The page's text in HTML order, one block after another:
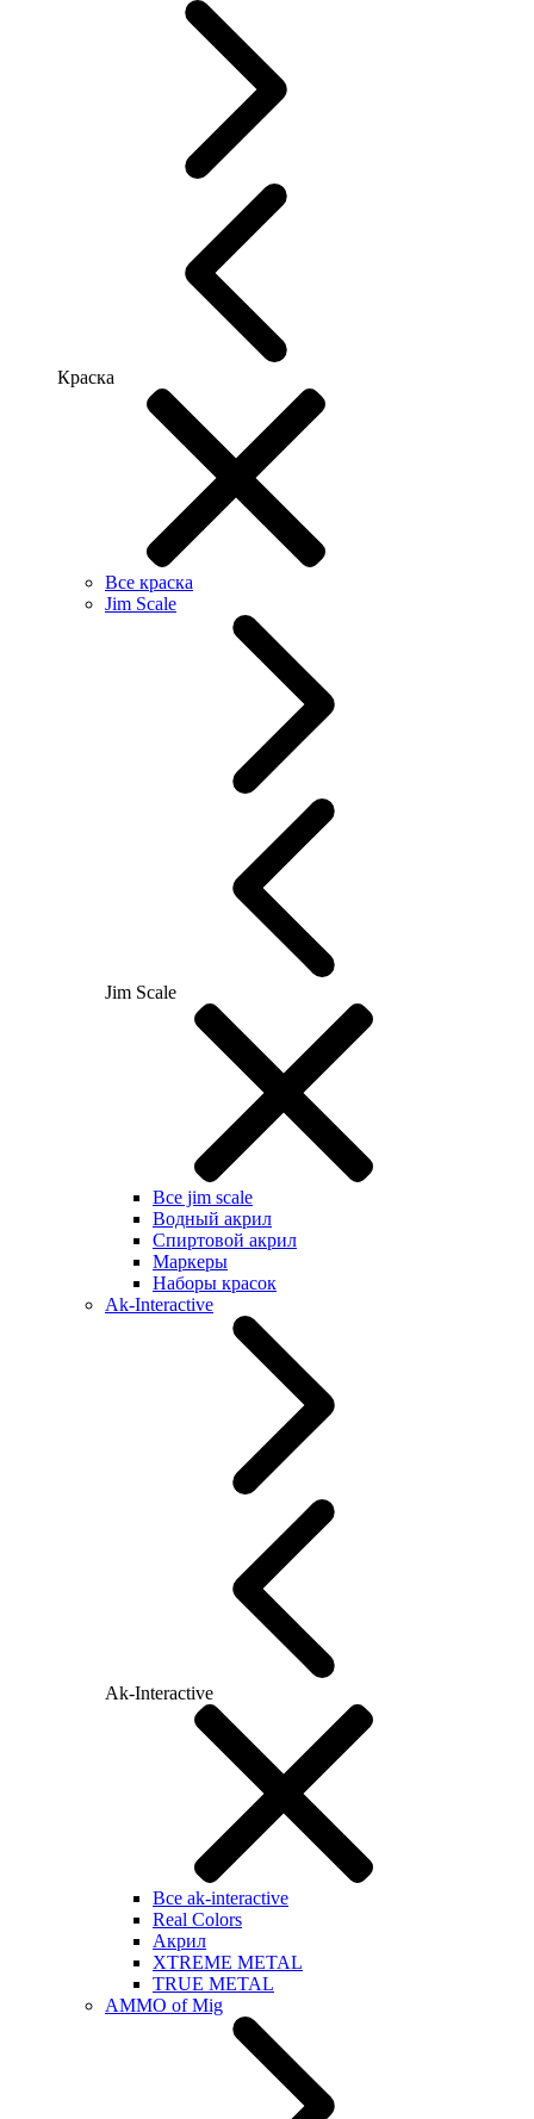
Краска
Все краска
Jim Scale
Jim Scale
Все jim scale
Водный акрил
Спиртовой акрил
Маркеры
Наборы красок
Ak-Interactive
Ak-Interactive
Все ak-interactive
Real Colors
Акрил
XTREME METAL
TRUE METAL
AMMO of Mig